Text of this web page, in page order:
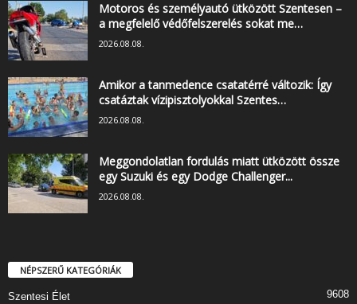
Motoros és személyautó ütközött Szentesen –
a megfelelő védőfelszerelés sokat me…
2026.08.08.
Amikor a tanmedence csatatérré változik: Így
csatáztak vízipisztolyokkal Szentes…
2026.08.08.
Meggondolatlan fordulás miatt ütközött össze
egy Suzuki és egy Dodge Challenger...
2026.08.08.
NÉPSZERŰ KATEGÓRIÁK
Szentesi Élet 9608